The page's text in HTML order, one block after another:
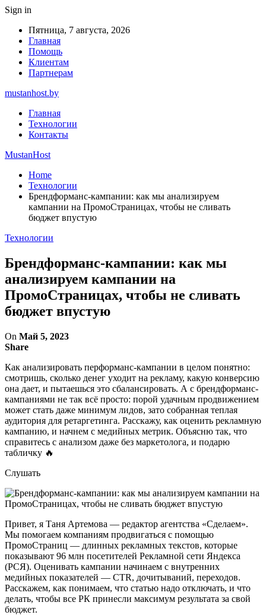
Sign in
Пятница, 7 августа, 2026
Главная
Помощь
Клиентам
Партнерам
mustanhost.by
Главная
Технологии
Контакты
MustanHost
Home
Технологии
Брендформанс-кампании: как мы анализируем
кампании на ПромоСтраницах, чтобы не сливать
бюджет впустую
Технологии
Брендформанс-кампании: как мы
анализируем кампании на
ПромоСтраницах, чтобы не сливать
бюджет впустую
On Май 5, 2023
Share
Как анализировать перформанс-кампании в целом понятно:
смотришь, сколько денег уходит на рекламу, какую конверсию
она дает, и пытаешься это сбалансировать. А с брендформанс-
кампаниями не так всё просто: порой удачным продвижением
может стать даже минимум лидов, зато собранная теплая
аудитория для ретаргетинга. Расскажу, как оценить рекламную
кампанию, и начнем с медийных метрик. Объясню так, что
справитесь с анализом даже без маркетолога, и подарю
табличку 🔥
Слушать
Привет, я Таня Артемова — редактор агентства «Сделаем».
Мы помогаем компаниям продвигаться с помощью
ПромоСтраниц — длинных рекламных текстов, которые
показывают 96 млн посетителей Рекламной сети Яндекса
(РСЯ). Оценивать кампании начинаем с внутренних
медийных показателей — CTR, дочитываний, переходов.
Расскажем, как понимаем, что статью надо отключать, и что
делать, чтобы все РК принесли максимум результата за свой
бюджет.